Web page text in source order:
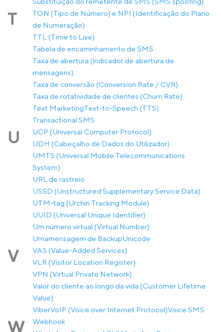
T
TON (Tipo de Número) e NPI (Identificação do Plano
de Numeração)
TTL (Time to Live)
Tabela de encaminhamento de SMS
Taxa de abertura (indicador de abertura de
mensagens)
Taxa de conversão (Conversion Rate / CVR)
Taxa de rotatividade de clientes (Churn Rate)
Text MarketingText-to-Speech (TTS)
Transactional SMS
U
UCP (Universal Computer Protocol)
UDH (Cabeçalho de Dados do Utilizador)
UMTS (Universal Mobile Telecommunications
System)
URL de rastreio
USSD (Unstructured Supplementary Service Data)
UTM-tag (Urchin Tracking Module)
UUID (Universal Unique Identifier)
Um número virtual (Virtual Number)
Umamensagem de BackupUnicode
V
VAS (Value-Added Services)
VLR (Visitor Location Register)
VPN (Virtual Private Network)
Valor do cliente ao longo da vida (Customer Lifetime
Value)
ViberVoIP (Voice over Internet Protocol)Voice SMS
W
Webhook